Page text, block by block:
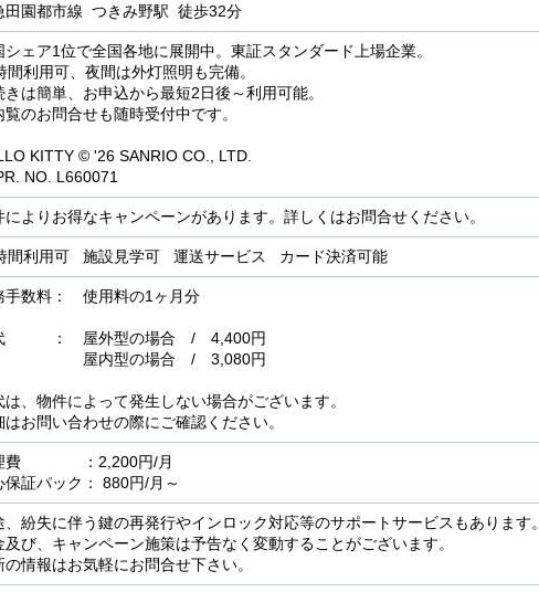
田園都市線 つきみ野駅 徒歩32分
シェア1位で全国各地に展開中。東証スタンダード上場企業。
間利用可、夜間は外灯照明も完備。
きは簡単、お申込から最短2日後～利用可能。
覧のお問合せも随時受付中です。
KITTY © '26 SANRIO CO., LTD.
NO. L660071
によりお得なキャンペーンがあります。詳しくはお問合せください。
間利用可 施設見学可 運送サービス カード決済可能
手数料： 使用料の1ヶ月分
： 屋外型の場合 / 4,400円
内型の場合 / 3,080円
は、物件によって発生しない場合がございます。
はお問い合わせの際にご確認ください。
費 ：2,200円/月
保証パック： 880円/月～
、紛失に伴う鍵の再発行やインロック対応等のサポートサービスもあります。
及び、キャンペーン施策は予告なく変動することがございます。
の情報はお気軽にお問合せ下さい。